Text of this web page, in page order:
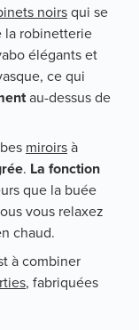
noirsqui se
la robinetterie
élégants et
ce qui
au-dessus de
miroirsà
. La fonction
que la buée
vous relaxez
chaud.
à combiner
, fabriquées